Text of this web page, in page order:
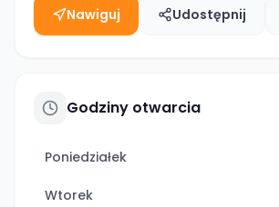
Nawiguj Udostępnij
Godziny otwarcia
Poniedziałek
Wtorek